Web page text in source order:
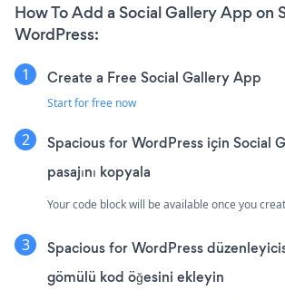
How To Add a Social Gallery App on
WordPress:
Create a Free Social Gallery App
Start for free now
Spacious for WordPress için Social
pasajını kopyala
Your code block will be available once you
Spacious for WordPress
gömülü kod öğesini ekleyin